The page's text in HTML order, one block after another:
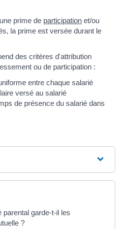
prime de participation et/ou
la prime est versée durant le
des critères d'attribution
ou de participation :
entre chaque salarié
versé au salarié
de présence du salarié dans
parental garde-t-il les
?